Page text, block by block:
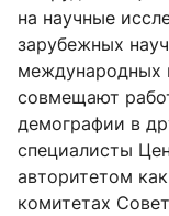
на научные
зарубежных
международных
совмещают
демографии в
специалисты
авторитетом
комитетах